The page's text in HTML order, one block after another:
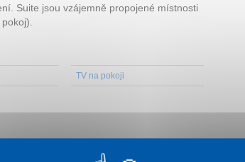
Suite jsou vzájemně propojené místnosti
TV na pokoji